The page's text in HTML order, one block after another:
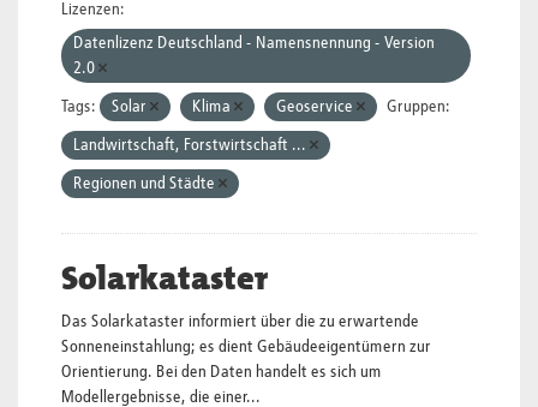
Lizenzen:
Datenlizenz Deutschland - Namensnennung - Version
2.0
Tags: Solar Klima Geoservice Gruppen:
Landwirtschaft, Forstwirtschaft ...
Regionen und Städte
Solarkataster
Das Solarkataster informiert über die zu erwartende
Sonneneinstahlung; es dient Gebäudeeigentümern zur
Orientierung. Bei den Daten handelt es sich um
Modellergebnisse, die einer...